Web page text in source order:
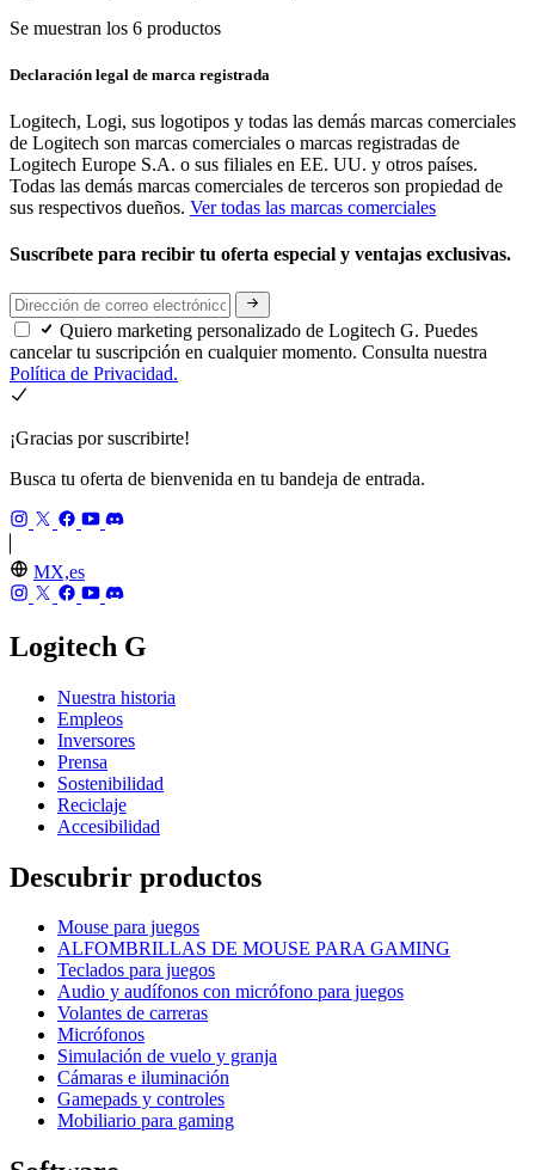
Se muestran los 6 productos
Declaración legal de marca registrada
Logitech, Logi, sus logotipos y todas las demás marcas comerciales
de Logitech son marcas comerciales o marcas registradas de
Logitech Europe S.A. o sus filiales en EE. UU. y otros países.
Todas las demás marcas comerciales de terceros son propiedad de
sus respectivos dueños. Ver todas las marcas comerciales
Suscríbete para recibir tu oferta especial y ventajas exclusivas.
Quiero marketing personalizado de Logitech G. Puedes
cancelar tu suscripción en cualquier momento. Consulta nuestra
Política de Privacidad.
¡Gracias por suscribirte!
Busca tu oferta de bienvenida en tu bandeja de entrada.
MX,es
Logitech G
Nuestra historia
Empleos
Inversores
Prensa
Sostenibilidad
Reciclaje
Accesibilidad
Descubrir productos
Mouse para juegos
ALFOMBRILLAS DE MOUSE PARA GAMING
Teclados para juegos
Audio y audífonos con micrófono para juegos
Volantes de carreras
Micrófonos
Simulación de vuelo y granja
Cámaras e iluminación
Gamepads y controles
Mobiliario para gaming